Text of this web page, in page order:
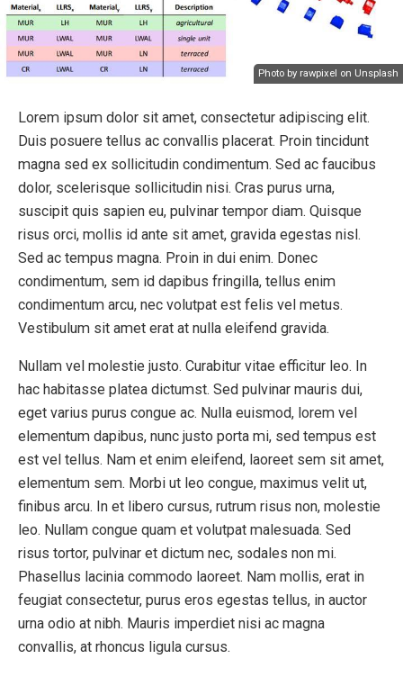
Photo by rawpixel on Unsplash
Lorem ipsum dolor sit amet, consectetur adipiscing elit.
Duis posuere tellus ac convallis placerat. Proin tincidunt
magna sed ex sollicitudin condimentum. Sed ac faucibus
dolor, scelerisque sollicitudin nisi. Cras purus urna,
suscipit quis sapien eu, pulvinar tempor diam. Quisque
risus orci, mollis id ante sit amet, gravida egestas nisl.
Sed ac tempus magna. Proin in dui enim. Donec
condimentum, sem id dapibus fringilla, tellus enim
condimentum arcu, nec volutpat est felis vel metus.
Vestibulum sit amet erat at nulla eleifend gravida.
Nullam vel molestie justo. Curabitur vitae efficitur leo. In
hac habitasse platea dictumst. Sed pulvinar mauris dui,
eget varius purus congue ac. Nulla euismod, lorem vel
elementum dapibus, nunc justo porta mi, sed tempus est
est vel tellus. Nam et enim eleifend, laoreet sem sit amet,
elementum sem. Morbi ut leo congue, maximus velit ut,
finibus arcu. In et libero cursus, rutrum risus non, molestie
leo. Nullam congue quam et volutpat malesuada. Sed
risus tortor, pulvinar et dictum nec, sodales non mi.
Phasellus lacinia commodo laoreet. Nam mollis, erat in
feugiat consectetur, purus eros egestas tellus, in auctor
urna odio at nibh. Mauris imperdiet nisi ac magna
convallis, at rhoncus ligula cursus.